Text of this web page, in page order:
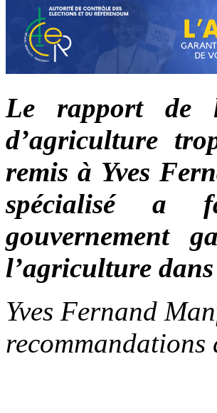
Le rapport de
d’agriculture
remis à Yves
spécialisé a
gouvernement
l’agriculture dans
Yves Fernand